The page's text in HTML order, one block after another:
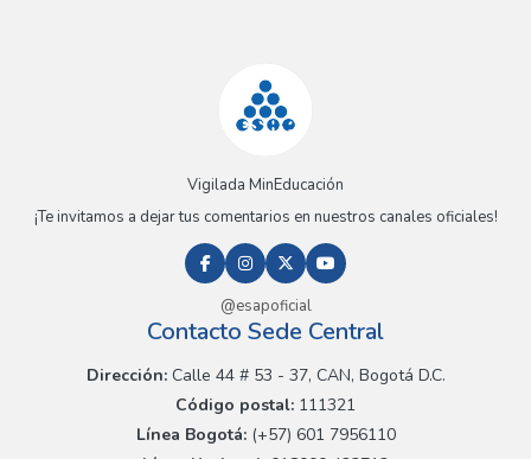
Vigilada MinEducación
¡Te invitamos a dejar tus comentarios en nuestros canales oficiales!
@esapoficial
Contacto Sede Central
Dirección:Calle 44 # 53 - 37, CAN, Bogotá D.C.
Código postal: 111321
Línea Bogotá:(+57) 601 7956110